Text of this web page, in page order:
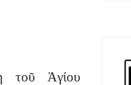
τοῦ Ἁγίου